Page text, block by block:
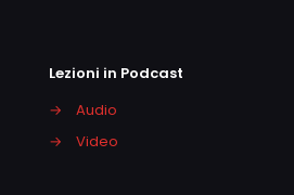
Lezioni in Podcast
→
Audio
→
Video